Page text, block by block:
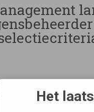
Residential
op
bindende
Het